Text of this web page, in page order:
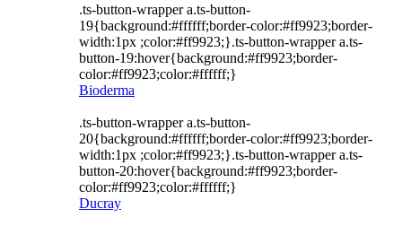
.ts-button-wrapper a.ts-button-
19{background:#ffffff;border-color:#ff9923;border-
width:1px ;color:#ff9923;}.ts-button-wrapper a.ts-
button-19:hover{background:#ff9923;border-
color:#ff9923;color:#ffffff;}
Bioderma
.ts-button-wrapper a.ts-button-
20{background:#ffffff;border-color:#ff9923;border-
width:1px ;color:#ff9923;}.ts-button-wrapper a.ts-
button-20:hover{background:#ff9923;border-
color:#ff9923;color:#ffffff;}
Ducray